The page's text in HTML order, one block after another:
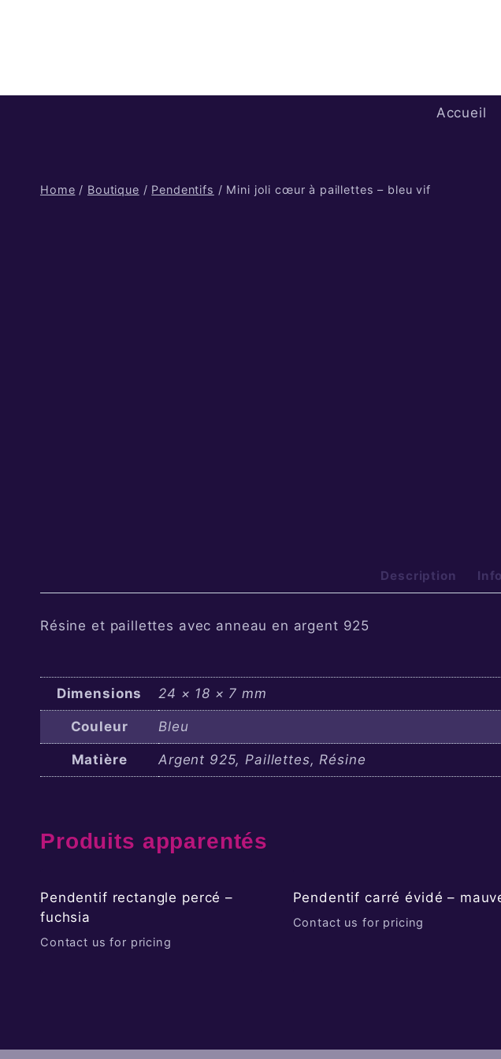
Accueil
Home / Boutique / Pendentifs / Mini joli cœur à paillettes – bleu vif
Description
Résine et paillettes avec anneau en argent 925
Dimensions 24 × 18 × 7 mm
Couleur Bleu
Matière Argent 925, Paillettes, Résine
Produits apparentés
Pendentif rectangle percé –
fuchsia
Contact us for pricing
Pendentif carré évidé –
Contact us for pricing